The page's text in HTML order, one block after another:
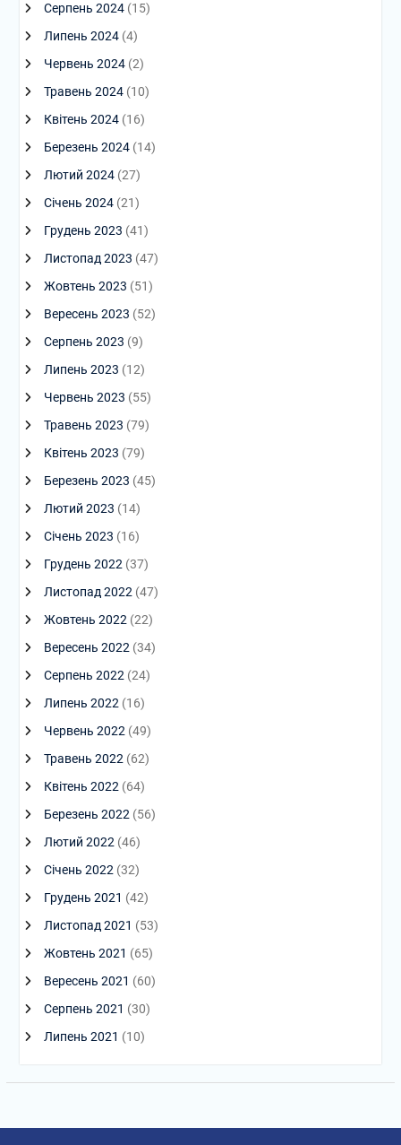
Серпень 2024(15)
Липень 2024(4)
Червень 2024(2)
Травень 2024(10)
Квітень 2024(16)
Березень 2024(14)
Лютий 2024(27)
Січень 2024(21)
Грудень 2023 (41)
Листопад 2023 (47)
Жовтень 2023 (51)
Вересень 2023 (52)
Серпень 2023 (9)
Липень 2023 (12)
Червень 2023 (55)
Травень 2023 (79)
Квітень 2023 (79)
Березень 2023 (45)
Лютий 2023 (14)
Січень 2023 (16)
Грудень 2022 (37)
Листопад 2022 (47)
Жовтень 2022 (22)
Вересень 2022 (34)
Серпень 2022 (24)
Липень 2022 (16)
Червень 2022 (49)
Травень 2022 (62)
Квітень 2022 (64)
Березень 2022 (56)
Лютий 2022 (46)
Січень 2022 (32)
Грудень 2021 (42)
Листопад 2021 (53)
Жовтень 2021 (65)
Вересень 2021 (60)
Серпень 2021 (30)
Липень 2021 (10)